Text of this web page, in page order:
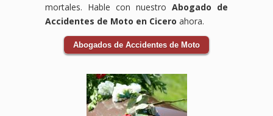
mortales. Hable con nuestro Abogado de
Accidentes de Moto en Cicero ahora.
Abogados de Accidentes de Moto